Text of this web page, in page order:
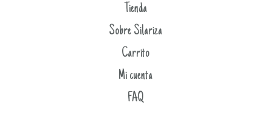
Tienda
Sobre Silariza
Carrito
Mi cuenta
FAQ